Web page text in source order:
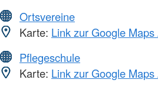
Ortsvereine
Karte: Link zur Google
Pflegeschule
Karte: Link zur Google